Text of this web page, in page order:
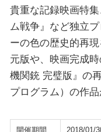
貴重な記録映画特
ム戦争』など独立
ーの色の歴史的再
元版や、映画完成
機関銃 完璧版』の
プログラム）の作品
開催期間
2018/01/